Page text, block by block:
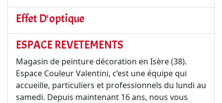
Effet D'optique
ESPACE REVETEMENTS
Magasin de peinture décoration en Isère (38).
Espace Couleur Valentini, c’est une équipe qui
accueille, particuliers et professionnels du lundi au
samedi. Depuis maintenant 16 ans, nous vous